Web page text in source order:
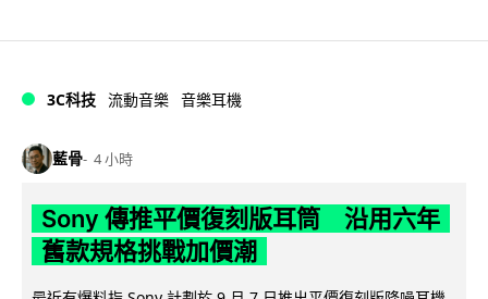
3C科技 流動音樂 音樂耳機
藍骨 4 小時
Sony 傳推平價復刻版耳筒 沿用六年
舊款規格挑戰加價潮